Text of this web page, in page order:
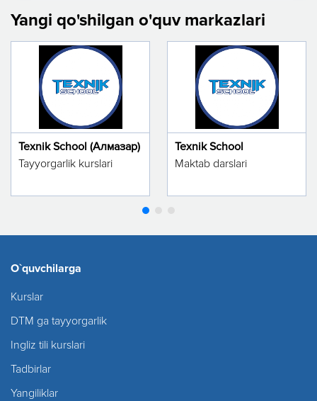
Yangi qo'shilgan o'quv markazlari
Texnik School (Алмазар)
Tayyorgarlik kurslari
Texnik School
Maktab darslari
O`quvchilarga
Kurslar
DTM ga tayyorgarlik
Ingliz tili kurslari
Tadbirlar
Yangiliklar